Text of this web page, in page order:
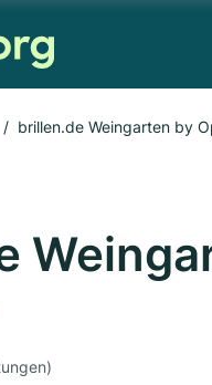
brillen.de Weingarten by